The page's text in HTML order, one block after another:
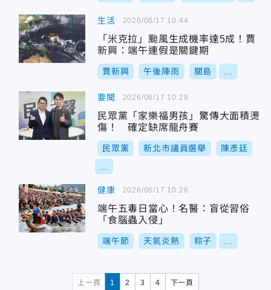
生活
「米克拉」颱風生成機率達5成！賈
新興：端午連假是關鍵期
賈新興 午後陣雨 關島
2026/06/17 10:44
要聞
民眾黨「家樂福男孩」驚傳大面積燙
傷！ 確定缺席龍舟賽
民眾黨 新北市議員選舉 陳彥廷
2026/06/17 10:29
健康
端午五毒日當心！名醫：盲從習俗
「食腦蟲入侵」
端午節 天氣炎熱 粽子
2026/06/17 10:26
上一頁 1 2 3 4 下一頁